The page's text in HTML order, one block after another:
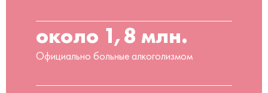
около 1,8 млн.
Официально больные алкоголизмом